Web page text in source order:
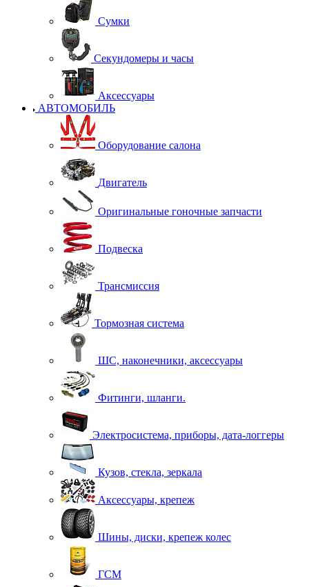
Сумки
Секундомеры и часы
Аксессуары
АВТОМОБИЛЬ
Оборудование салона
Двигатель
Оригинальные гоночные запчасти
Подвеска
Трансмиссия
Тормозная система
ШС, наконечники, аксессуары
Фитинги, шланги.
Электросистема, приборы, дата-логгеры
Кузов, стекла, зеркала
Аксессуары, крепеж
Шины, диски, крепеж колес
ГСМ